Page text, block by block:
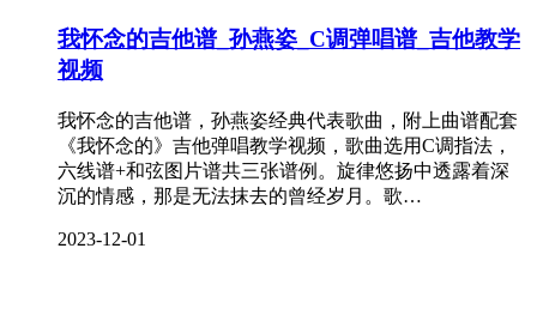
我怀念的吉他谱_孙燕姿_C调弹唱谱_吉他教学
视频
我怀念的吉他谱，孙燕姿经典代表歌曲，附上曲谱配套
《我怀念的》吉他弹唱教学视频，歌曲选用C调指法，
六线谱+和弦图片谱共三张谱例。旋律悠扬中透露着深
沉的情感，那是无法抹去的曾经岁月。歌…
2023-12-01